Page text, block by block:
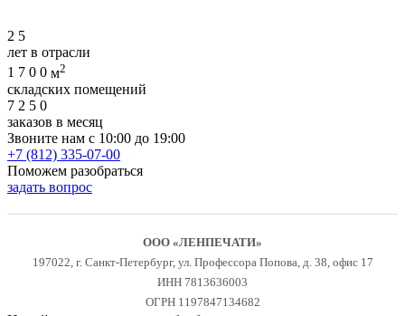
2 5
лет в отрасли
1 7 0 0 м2
складских помещений
7 2 5 0
заказов в месяц
Звоните нам с 10:00 до 19:00
+7 (812) 335-07-00
Поможем разобраться
задать вопрос
ООО «ЛЕНПЕЧАТИ»
197022, г. Санкт-Петербург, ул. Профессора Попова, д. 38, офис 17
ИНН 7813636003
ОГРН 1197847134682